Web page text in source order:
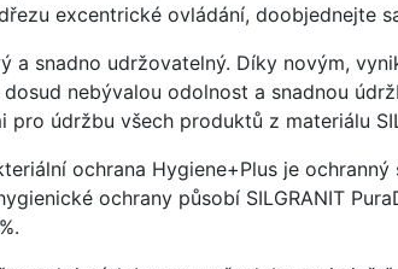
excentrické ovládání, doobjednejte
a snadno udržovatelný. Díky novým,
nebývalou odolnost a snadnou
pro údržbu všech produktů z materiálu
ochrana Hygiene+Plus je
ochrany působí SILGRANIT